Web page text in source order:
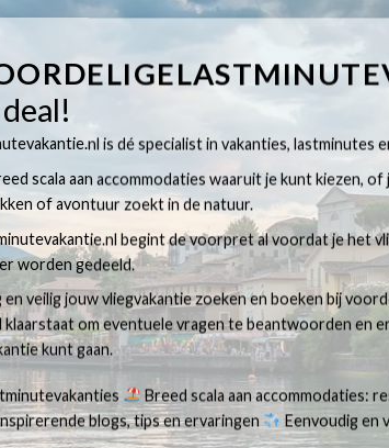
is dé specialist in vakanties, lastminutes
scala aan accommodaties waaruit je kunt kiezen,
of avontuur zoekt in de natuur.
begint de voorpret al voordat je het
worden gedeeld.
veilig jouw vliegvakantie zoeken en boeken bij
klaarstaat om eventuele vragen te beantwoorden en
kunt gaan.
Breed scala aan accommodaties:
blogs, tips en ervaringen
Eenvoudig en